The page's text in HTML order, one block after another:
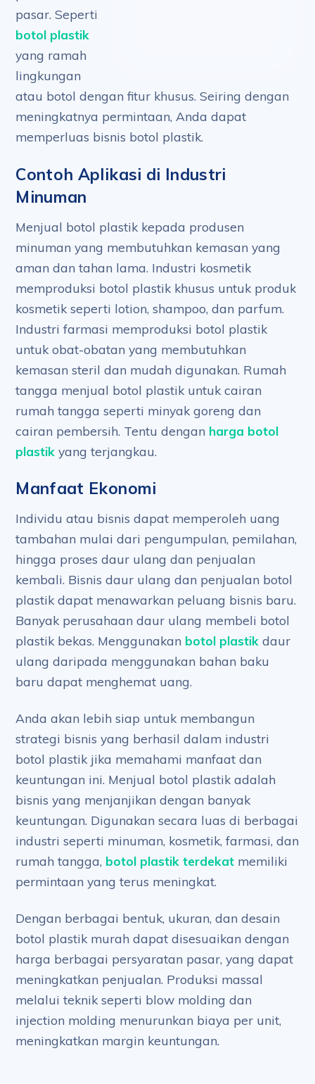
pasar. Seperti
botol plastik
yang ramah
lingkungan
atau botol dengan fitur khusus. Seiring dengan
meningkatnya permintaan, Anda dapat
memperluas bisnis botol plastik.
Contoh Aplikasi di Industri
Minuman
Menjual botol plastik kepada produsen
minuman yang membutuhkan kemasan yang
aman dan tahan lama. Industri kosmetik
memproduksi botol plastik khusus untuk produk
kosmetik seperti lotion, shampoo, dan parfum.
Industri farmasi memproduksi botol plastik
untuk obat-obatan yang membutuhkan
kemasan steril dan mudah digunakan. Rumah
tangga menjual botol plastik untuk cairan
rumah tangga seperti minyak goreng dan
cairan pembersih. Tentu dengan harga botol
plastik yang terjangkau.
Manfaat Ekonomi
Individu atau bisnis dapat memperoleh uang
tambahan mulai dari pengumpulan, pemilahan,
hingga proses daur ulang dan penjualan
kembali. Bisnis daur ulang dan penjualan botol
plastik dapat menawarkan peluang bisnis baru.
Banyak perusahaan daur ulang membeli botol
plastik bekas. Menggunakan botol plastik daur
ulang daripada menggunakan bahan baku
baru dapat menghemat uang.
Anda akan lebih siap untuk membangun
strategi bisnis yang berhasil dalam industri
botol plastik jika memahami manfaat dan
keuntungan ini. Menjual botol plastik adalah
bisnis yang menjanjikan dengan banyak
keuntungan. Digunakan secara luas di berbagai
industri seperti minuman, kosmetik, farmasi, dan
rumah tangga, botol plastik terdekat memiliki
permintaan yang terus meningkat.
Dengan berbagai bentuk, ukuran, dan desain
botol plastik murah dapat disesuaikan dengan
harga berbagai persyaratan pasar, yang dapat
meningkatkan penjualan. Produksi massal
melalui teknik seperti blow molding dan
injection molding menurunkan biaya per unit,
meningkatkan margin keuntungan.